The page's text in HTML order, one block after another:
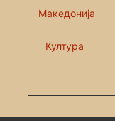
Македонија
Култура